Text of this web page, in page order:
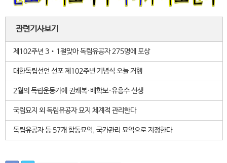
관련기사보기
제102주년 3‧1절맞아 독립유공자 275명에 포상
대한독립선언 선포 제102주년 기념식 오늘 거행
2월의 독립운동가에 권쾌복·배학보·유흥수 선생
국립묘지 외 독립유공자 묘지 체계적 관리한다
독립유공자 등 57개 합동묘역, 국가관리 묘역으로 지정한다